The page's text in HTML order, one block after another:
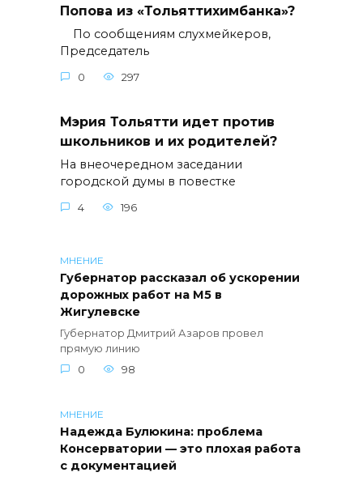
Попова из «Тольяттихимбанка»?
По сообщениям слухмейкеров,
Председатель
0 297
Мэрия Тольятти идет против
школьников и их родителей?
На внеочередном заседании
городской думы в повестке
4 196
МНЕНИЕ
Губернатор рассказал об ускорении
дорожных работ на М5 в
Жигулевске
Губернатор Дмитрий Азаров провел
прямую линию
0
98
МНЕНИЕ
Надежда Булюкина: проблема
Консерватории — это плохая работа
с документацией